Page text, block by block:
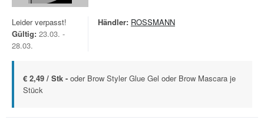
Leider verpasst!
Gültig: 23.03. -
28.03.
Händler: ROSSMANN
€ 2,49 / Stk - oder Brow Styler Glue Gel oder Brow Mascara je
Stück